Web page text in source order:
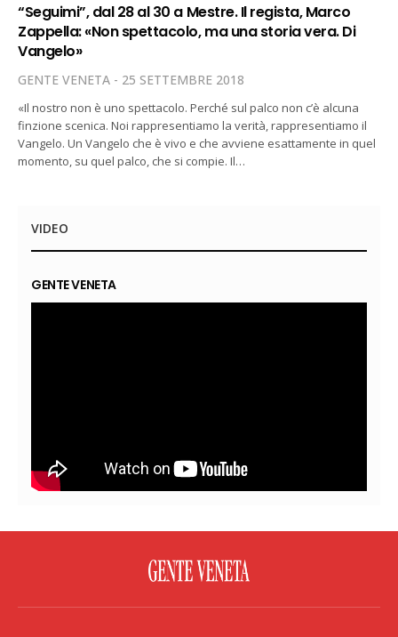
“Seguimi”, dal 28 al 30 a Mestre. Il regista, Marco
Zappella: «Non spettacolo, ma una storia vera. Di
Vangelo»
GENTE VENETA 25 SETTEMBRE 2018
«Il nostro non è uno spettacolo. Perché sul palco non c’è alcuna
finzione scenica. Noi rappresentiamo la verità, rappresentiamo il
Vangelo. Un Vangelo che è vivo e che avviene esattamente in quel
momento, su quel palco, che si compie. Il…
VIDEO
GENTE VENETA